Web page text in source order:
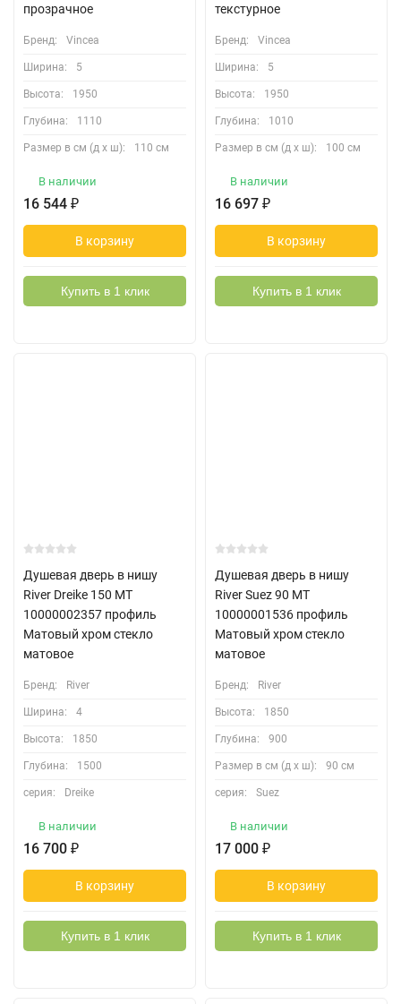
прозрачное
Бренд: Vincea
Ширина: 5
Высота: 1950
Глубина: 1110
Размер в см (д х ш): 110 см
В наличии
16 544 ₽
В корзину
Купить в 1 клик
текстурное
Бренд: Vincea
Ширина: 5
Высота: 1950
Глубина: 1010
Размер в см (д х ш): 100 см
В наличии
16 697 ₽
В корзину
Купить в 1 клик
Душевая дверь в нишу
River Dreike 150 МТ
10000002357 профиль
Матовый хром стекло
матовое
Бренд: River
Ширина: 4
Высота: 1850
Глубина: 1500
серия: Dreike
В наличии
16 700 ₽
В корзину
Купить в 1 клик
Душевая дверь в нишу
River Suez 90 МТ
10000001536 профиль
Матовый хром стекло
матовое
Бренд: River
Высота: 1850
Глубина: 900
Размер в см (д х ш): 90 см
серия: Suez
В наличии
17 000 ₽
В корзину
Купить в 1 клик